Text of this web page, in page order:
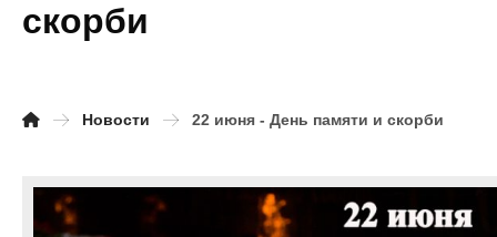
скорби
Новости 22 июня - День памяти и скорби